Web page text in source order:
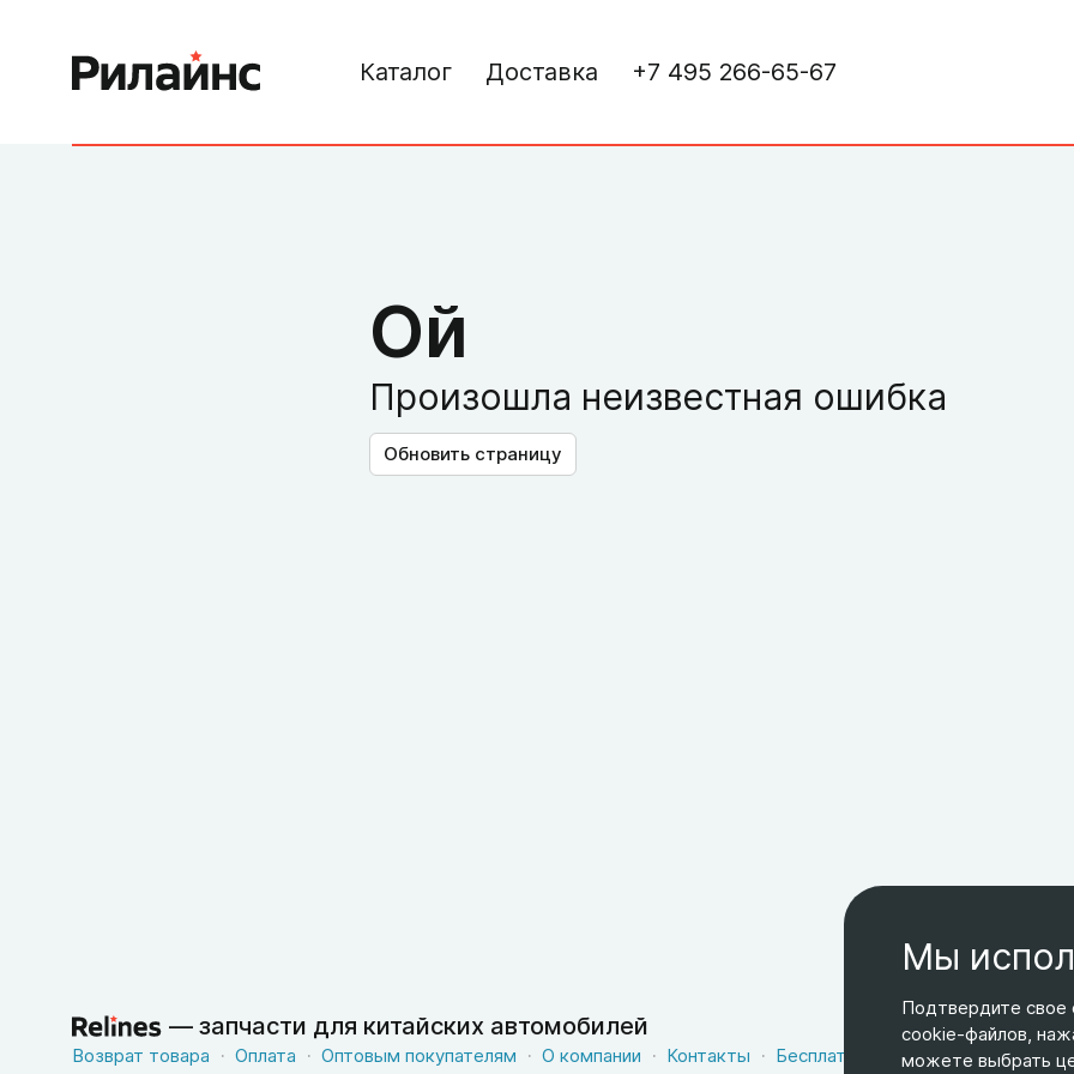
Каталог Доставка +7 495 266-65-67
Ой
Произошла неизвестная ошибка
Обновить страницу
— запчасти для китайских автомобилей
Возврат товара Оплата Оптовым покупателям О компании Контакты Бесплатная доставка
Оферта
Мы
Подтвердите свое
cookie-файлов,
можете выбрать